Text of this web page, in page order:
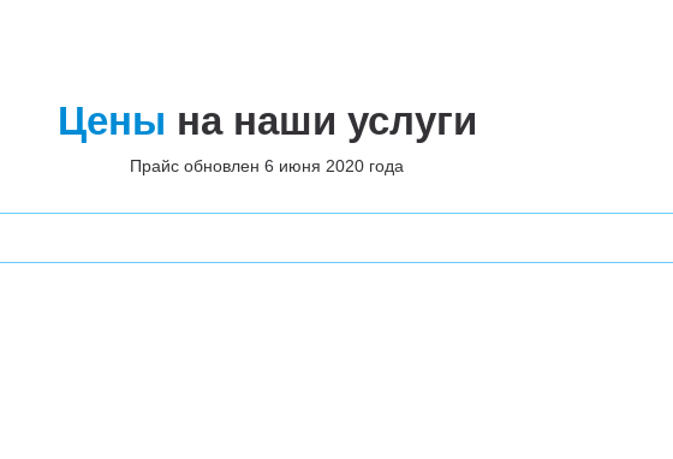
Цены на наши услуги
Прайс обновлен 6 июня 2020 года